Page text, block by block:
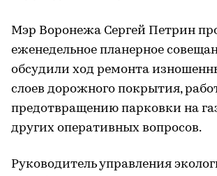
Мэр Воронежа Сергей Петрин
еженедельное планерное
обсудили ход ремонта
слоев дорожного покрытия,
предотвращению парковки на
других оперативных вопросов.
Руководитель управления